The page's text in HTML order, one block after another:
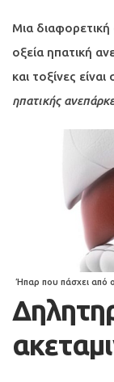
Μια
οξεία ηπατική
και τοξίνες
ηπατικής
Ήπαρ που πάσχει από